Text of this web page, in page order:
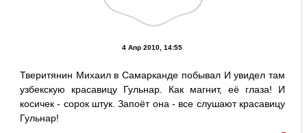
4 Апр 2010, 14:55
Тверитянин Михаил в Самарканде побывал И увидел там
узбекскую красавицу Гульнар. Как магнит, её глаза! И
косичек - сорок штук. Запоёт она - все слушают красавицу
Гульнар!